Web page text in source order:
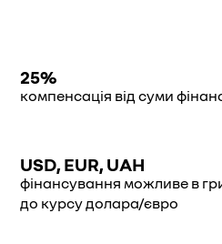
25%
компенсація від суми
USD, EUR, UAH
фінансування можливе в
до курсу долара/євро